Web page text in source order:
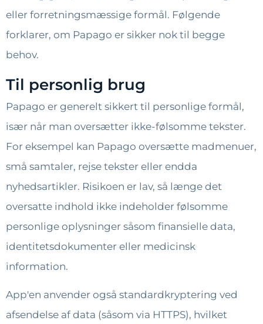
eller forretningsmæssige formål. Følgende
forklarer, om Papago er sikker nok til begge
behov.
Til personlig brug
Papago er generelt sikkert til personlige formål,
især når man oversætter ikke-følsomme tekster.
For eksempel kan Papago oversætte madmenuer,
små samtaler, rejse tekster eller endda
nyhedsartikler. Risikoen er lav, så længe det
oversatte indhold ikke indeholder følsomme
personlige oplysninger såsom finansielle data,
identitetsdokumenter eller medicinsk
information.
App'en anvender også standardkryptering ved
afsendelse af data (såsom via HTTPS), hvilket